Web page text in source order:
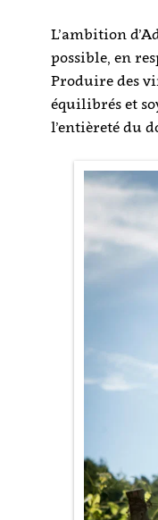
L’ambition
possible, en
Produire des
équilibrés et
l’entièreté du